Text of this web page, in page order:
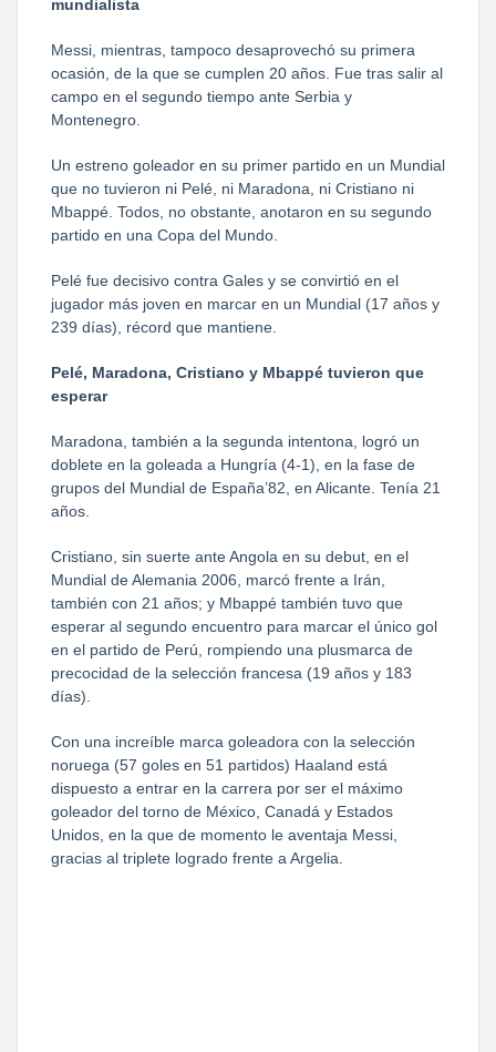
mundialista
Messi, mientras, tampoco desaprovechó su primera
ocasión, de la que se cumplen 20 años. Fue tras salir al
campo en el segundo tiempo ante Serbia y
Montenegro.
Un estreno goleador en su primer partido en un Mundial
que no tuvieron ni Pelé, ni Maradona, ni Cristiano ni
Mbappé. Todos, no obstante, anotaron en su segundo
partido en una Copa del Mundo.
Pelé fue decisivo contra Gales y se convirtió en el
jugador más joven en marcar en un Mundial (17 años y
239 días), récord que mantiene.
Pelé, Maradona, Cristiano y Mbappé tuvieron que
esperar
Maradona, también a la segunda intentona, logró un
doblete en la goleada a Hungría (4-1), en la fase de
grupos del Mundial de España’82, en Alicante. Tenía 21
años.
Cristiano, sin suerte ante Angola en su debut, en el
Mundial de Alemania 2006, marcó frente a Irán,
también con 21 años; y Mbappé también tuvo que
esperar al segundo encuentro para marcar el único gol
en el partido de Perú, rompiendo una plusmarca de
precocidad de la selección francesa (19 años y 183
días).
Con una increíble marca goleadora con la selección
noruega (57 goles en 51 partidos) Haaland está
dispuesto a entrar en la carrera por ser el máximo
goleador del torno de México, Canadá y Estados
Unidos, en la que de momento le aventaja Messi,
gracias al triplete logrado frente a Argelia.